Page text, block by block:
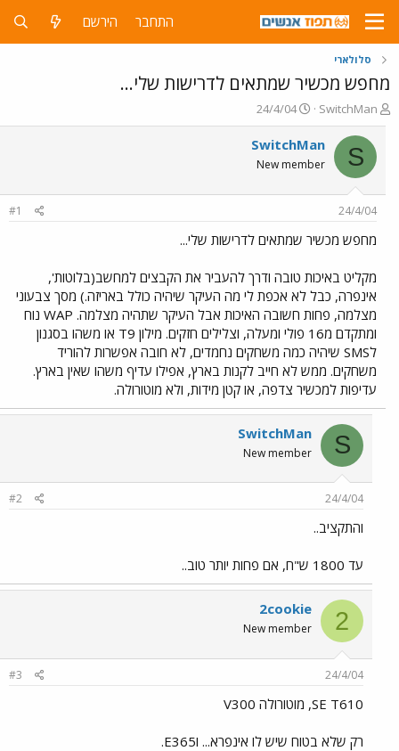
התחבר הירשם
סלולארי
מחפש מכשיר שמתאים לדרישות שלי...
פ
ו
ת
ח
ה
ש
א
SwitchMan
פ
ו
ר
ם
ר
24/4/04
S
SwitchMan
New member
24/4/04
#1
מחפש מכשיר שמתאים לדרישות שלי...
מקליט באיכות טובה ודרך להעביר את הקבצים למחשב(בלוטות',
אינפרה, כבל לא אכפת לי מה העיקר שיהיה כולל באריזה.) מסך צבעוני
מצלמה, פחות חשובה האיכות אבל העיקר שתהיה מצלמה. WAP נוח
ומתקדם מ16 פולי ומעלה, וצלילים חזקים. מילון T9 או משהו בסגנון
לSMS שיהיה כמה משחקים נחמדים, לא חובה אפשרות להוריד
משחקים. ממש לא חייב לקנות בארץ, אפילו עדיף משהו שאין בארץ.
עדיפות למכשיר צדפה, או קטן מידות, ולא מוטורולה.
S
SwitchMan
New member
24/4/04
#2
והתקציב..
עד 1800 ש"ח, אם פחות יותר טוב..
2
2cookie
New member
24/4/04
#3
SE T610, מוטורולה V300
רק שלא בטוח שיש לו אינפרא... וE365.